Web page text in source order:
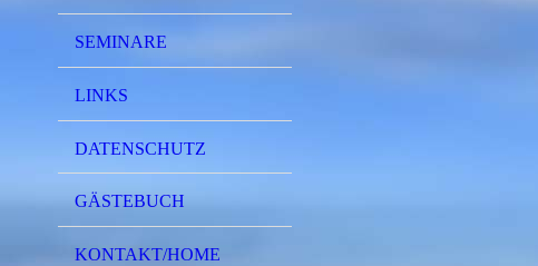
SEMINARE
LINKS
DATENSCHUTZ
GÄSTEBUCH
KONTAKT/HOME